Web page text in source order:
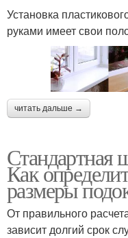
Установка
руками имеет свои
читать дальше →
Стандартная
Как
размеры
От правильного
зависит долгий срок